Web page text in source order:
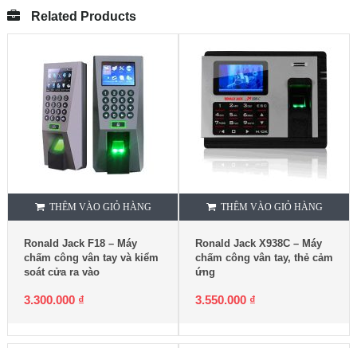
Related Products
THÊM VÀO GIỎ HÀNG
Ronald Jack F18 – Máy
chấm công vân tay và kiểm
soát cửa ra vào
3.300.000 ₫
THÊM VÀO GIỎ HÀNG
Ronald Jack X938C – Máy
chấm công vân tay, thẻ cảm
ứng
3.550.000 ₫